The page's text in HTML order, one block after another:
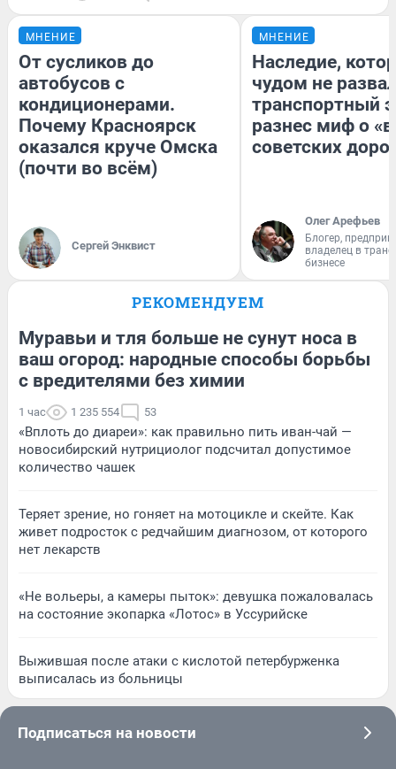
МНЕНИЕ
От сусликов до
автобусов с
кондиционерами.
Почему Красноярск
оказался круче Омска
(почти во всём)
Сергей Энквист
МНЕНИЕ
Наследие,
чудом не
транспортный
разнес миф о
советских
Олег Арефьев
Блогер,
владелец в
бизнесе
РЕКОМЕНДУЕМ
Муравьи и тля больше не сунут носа в
ваш огород: народные способы борьбы
с вредителями без химии
1 час 1 235 554 53
«Вплоть до диареи»: как правильно пить иван-чай —
новосибирский нутрициолог подсчитал допустимое
количество чашек
Теряет зрение, но гоняет на мотоцикле и скейте. Как
живет подросток с редчайшим диагнозом, от которого
нет лекарств
«Не вольеры, а камеры пыток»: девушка пожаловалась
на состояние экопарка «Лотос» в Уссурийске
Выжившая после атаки с кислотой петербурженка
выписалась из больницы
Подписаться на новости